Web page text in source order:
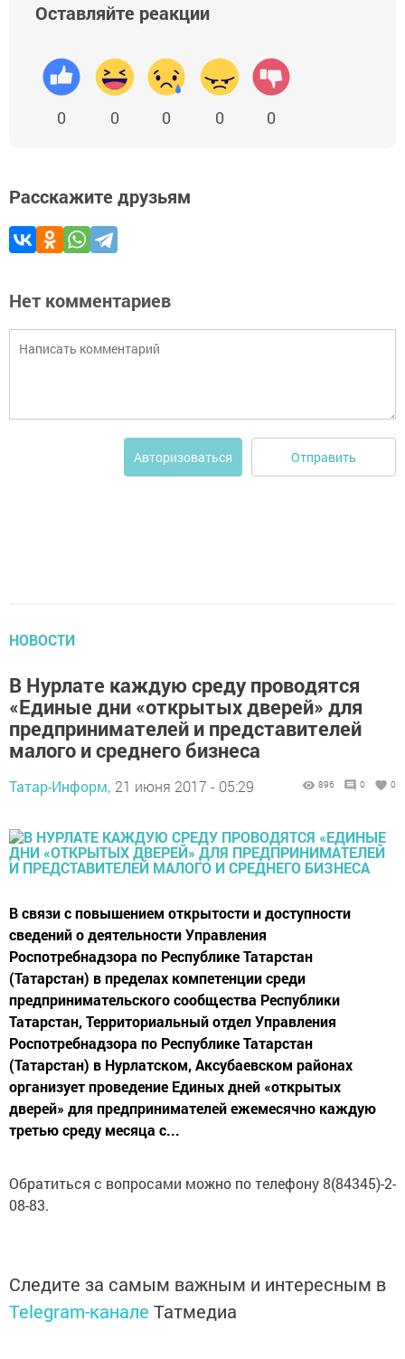
Оставляйте реакции
0 0 0 0 0
Расскажите друзьям
Нет комментариев
Авторизоваться Отправить
НОВОСТИ
В Нурлате каждую среду проводятся
«Единые дни «открытых дверей» для
предпринимателей и представителей
малого и среднего бизнеса
Татар-Информ, 21 июня 2017 - 05:29 896 0 0
В связи с повышением открытости и доступности
сведений о деятельности Управления
Роспотребнадзора по Республике Татарстан
(Татарстан) в пределах компетенции среди
предпринимательского сообщества Республики
Татарстан, Территориальный отдел Управления
Роспотребнадзора по Республике Татарстан
(Татарстан) в Нурлатском, Аксубаевском районах
организует проведение Единых дней «открытых
дверей» для предпринимателей ежемесячно каждую
третью среду месяца с...
Обратиться с вопросами можно по телефону 8(84345)-2-
08-83.
Следите за самым важным и интересным в
Telegram-канале Татмедиа